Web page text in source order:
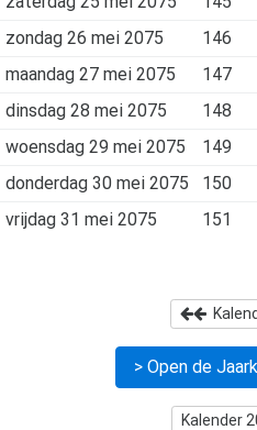
zondag 26 mei 2075
146
maandag 27 mei 2075
147
dinsdag 28 mei 2075
148
woensdag 29 mei 2075
149
donderdag 30 mei 2075
150
vrijdag 31 mei 2075
151
> Open de
Kalender